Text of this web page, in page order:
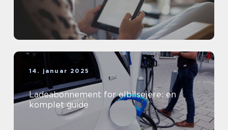
14. januar 2025
Ladeabonnement for elbilsejere: en
komplet guide